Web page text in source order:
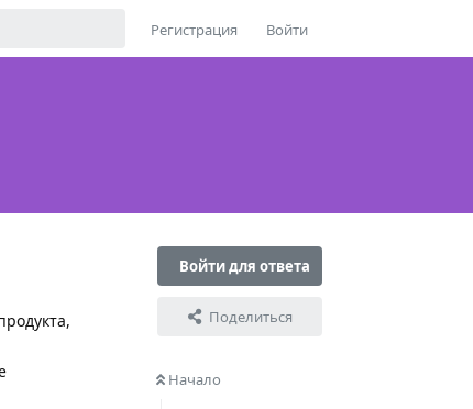
Регистрация Войти
Войти для ответа
Поделиться
Начало